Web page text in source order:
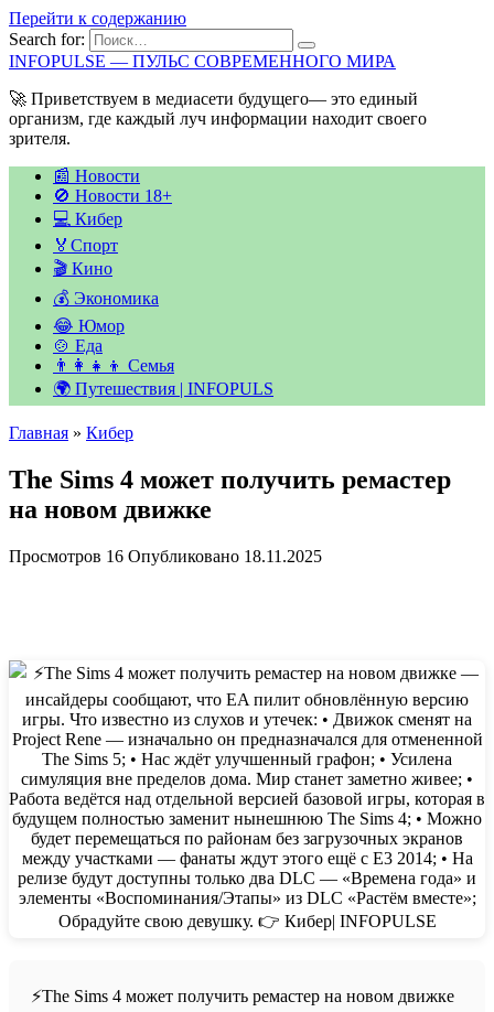
Перейти к содержанию
Search for:
INFOPULSE — ПУЛЬС СОВРЕМЕННОГО МИРА
🚀 Приветствуем в медиасети будущего— это единый
организм, где каждый луч информации находит своего
зрителя.
📰 Новости
🚫 Новости 18+
💻 Кибер
🏅Спорт
🎬 Кино
💰 Экономика
😂 Юмор
🍲 Еда
👨‍👩‍👧‍👦 Семья
🌍 Путешествия | INFOPULS
Главная » Кибер
The Sims 4 может получить ремастер
на новом движке
Просмотров 16 Опубликовано 18.11.2025
⚡️The Sims 4 может получить ремастер на новом движке